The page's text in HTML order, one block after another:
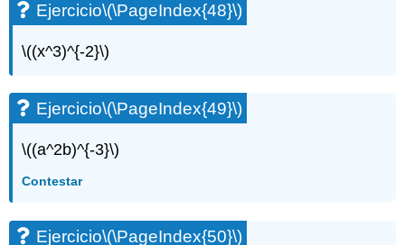
Ejercicio\(\PageIndex{48}\)
\((x^3)^{-2}\)
Ejercicio\(\PageIndex{49}\)
\((a^2b)^{-3}\)
Contestar
Ejercicio\(\PageIndex{50}\)